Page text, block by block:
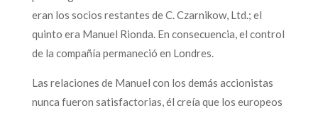
eran los socios restantes de C. Czarnikow, Ltd.; el
quinto era Manuel Rionda. En consecuencia, el control
de la compañía permaneció en Londres.
Las relaciones de Manuel con los demás accionistas
nunca fueron satisfactorias, él creía que los europeos